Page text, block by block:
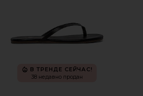
В ТРЕНДЕ СЕЙЧАС!
38 недавно продан